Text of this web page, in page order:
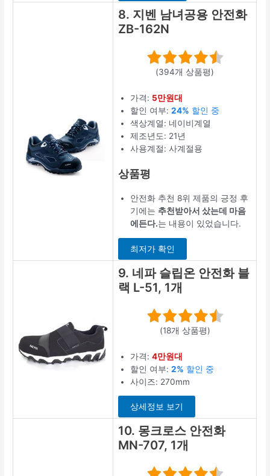
8. 지벤 남녀공용 안전화
ZB-162N
(394개 상품평)
가격: 5만원대
할인 여부:24% 할인 중
색상계열: 네이비계열
제조년도: 21년
사용계절: 사계절용
상품평
안전화 추천 8위 제품의 긍정 후
기에는 추천받아서 샀는데 마음
에든다.는 내용이 있었습니다.
최저가 확인
9. 네파 슬립온 안전화 블
랙 L-51, 1개
(18개 상품평)
가격:4만원대
할인 여부:2% 할인 중
사이즈: 270mm
상세정보 보기
10. 몽크로스 안전화
MN-707, 1개